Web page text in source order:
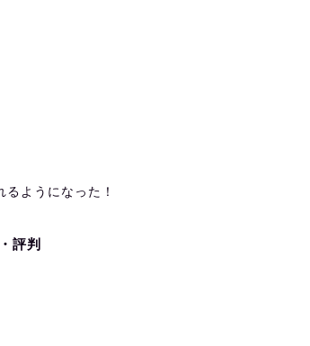
ようになった！
評判